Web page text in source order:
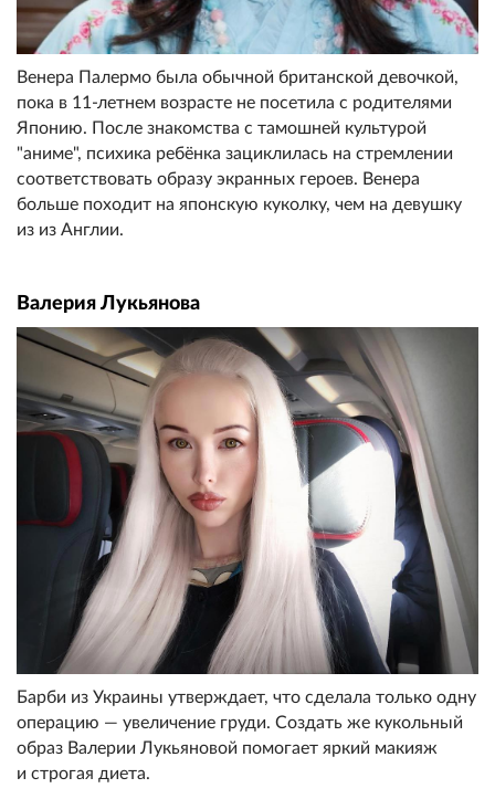
Венера Палермо была обычной британской девочкой,
пока в 11-летнем возрасте не посетила с родителями
Японию. После знакомства с тамошней культурой
"аниме", психика ребёнка зациклилась на стремлении
соответствовать образу экранных героев. Венера
больше походит на японскую куколку, чем на девушку
из из Англии.
Валерия Лукьянова
Барби из Украины утверждает, что сделала только одну
операцию — увеличение груди. Создать же кукольный
образ Валерии Лукьяновой помогает яркий макияж
и строгая диета.